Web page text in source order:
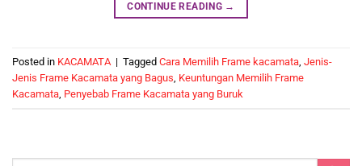
CONTINUE READING →
Posted in KACAMATA | Tagged Cara Memilih Frame kacamata Jenis-
Jenis Frame Kacamata yang Bagus Keuntungan Memilih Frame
Kacamata Penyebab Frame Kacamata yang Buruk